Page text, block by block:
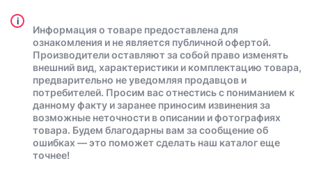
i
Информация о товаре предоставлена для
ознакомления и не является публичной офертой.
Производители оставляют за собой право изменять
внешний вид, характеристики и комплектацию товара,
предварительно не уведомляя продавцов и
потребителей. Просим вас отнестись с пониманием к
данному факту и заранее приносим извинения за
возможные неточности в описании и фотографиях
товара. Будем благодарны вам за сообщение об
ошибках — это поможет сделать наш каталог еще
точнее!